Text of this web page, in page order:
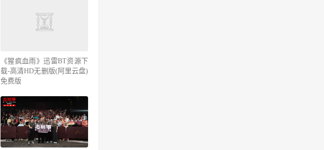
《猩疯血雨》迅雷BT资源下
载-高清HD无删版(阿里云盘)
免费版